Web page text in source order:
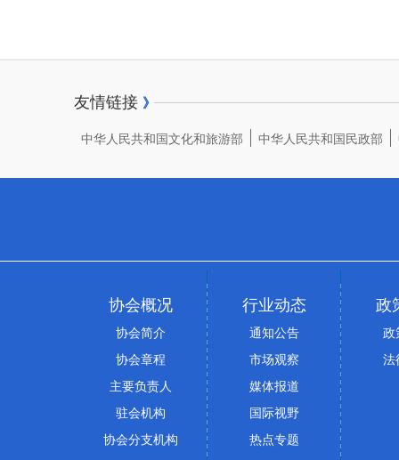
友情链接 》
中华人民共和国文化和旅游部 中华人民共和国民政部
协会概况
协会简介
协会章程
主要负责人
驻会机构
协会分支机构
行业动态
通知公告
市场观察
媒体报道
国际视野
热点专题
政
政
法